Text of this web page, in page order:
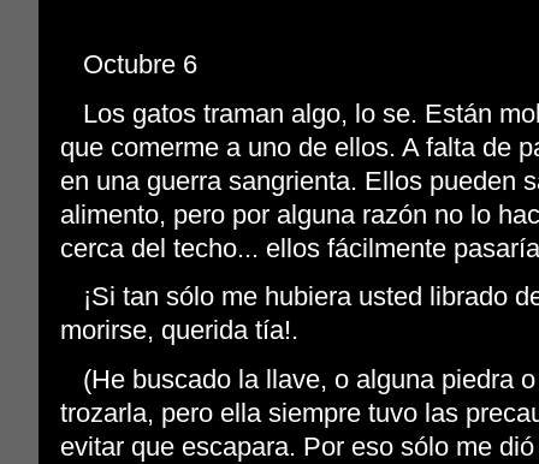
Octubre 6
Los gatos traman algo, lo se. Están
que comerme a uno de ellos. A falta de
en una guerra sangrienta. Ellos pueden
alimento, pero por alguna razón no lo
cerca del techo... ellos fácilmente
¡Si tan sólo me hubiera usted librado
morirse, querida tía!.
(He buscado la llave, o alguna piedra
trozarla, pero ella siempre tuvo las
evitar que escapara. Por eso sólo me